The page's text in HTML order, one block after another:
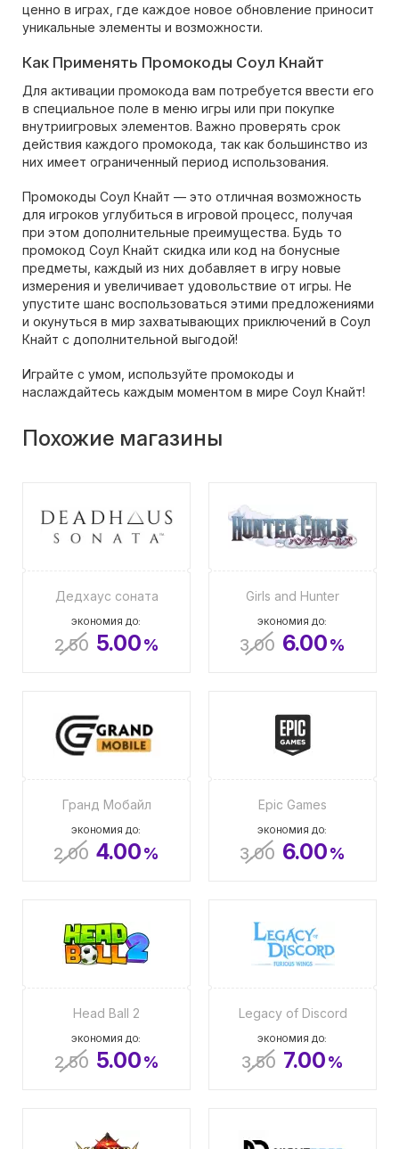
ценно в играх, где каждое новое обновление приносит
уникальные элементы и возможности.
Как Применять Промокоды Соул Кнайт
Для активации промокода вам потребуется ввести его
в специальное поле в меню игры или при покупке
внутриигровых элементов. Важно проверять срок
действия каждого промокода, так как большинство из
них имеет ограниченный период использования.
Промокоды Соул Кнайт — это отличная возможность
для игроков углубиться в игровой процесс, получая
при этом дополнительные преимущества. Будь то
промокод Соул Кнайт скидка или код на бонусные
предметы, каждый из них добавляет в игру новые
измерения и увеличивает удовольствие от игры. Не
упустите шанс воспользоваться этими предложениями
и окунуться в мир захватывающих приключений в Соул
Кнайт с дополнительной выгодой!
Играйте с умом, используйте промокоды и
наслаждайтесь каждым моментом в мире Соул Кнайт!
Похожие магазины
Дедхаус соната
ЭКОНОМИЯ ДО:
2.50 5.00%
Girls and Hunter
ЭКОНОМИЯ ДО:
3.00 6.00%
Гранд Мобайл
ЭКОНОМИЯ ДО:
2.00 4.00%
Epic Games
ЭКОНОМИЯ ДО:
3.00 6.00%
Head Ball 2
ЭКОНОМИЯ ДО:
2.50 5.00%
Legacy of Discord
ЭКОНОМИЯ ДО:
3.50 7.00%